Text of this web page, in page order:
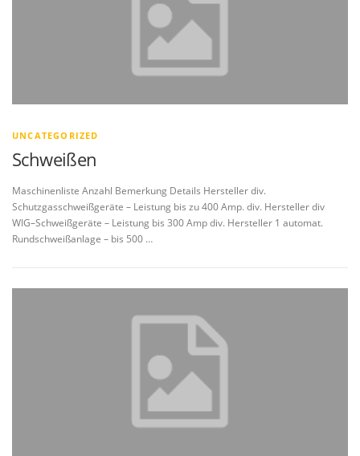
UNCATEGORIZED
Schweißen
Maschinenliste Anzahl Bemerkung Details Hersteller div.
Schutzgasschweißgeräte – Leistung bis zu 400 Amp. div. Hersteller div
WIG–Schweißgeräte – Leistung bis 300 Amp div. Hersteller 1 automat.
Rundschweißanlage – bis 500 …